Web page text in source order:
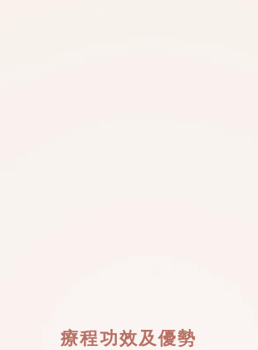
療程功效及優勢